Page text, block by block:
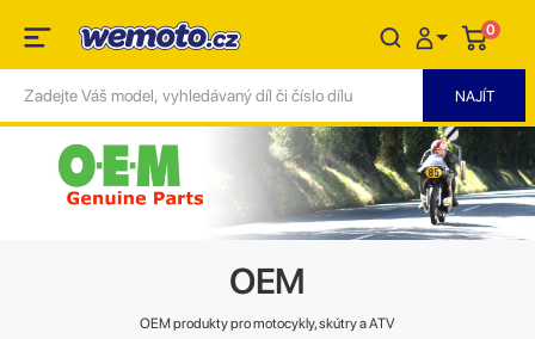
0
OEM
OEM produkty pro motocykly, skútry a ATV